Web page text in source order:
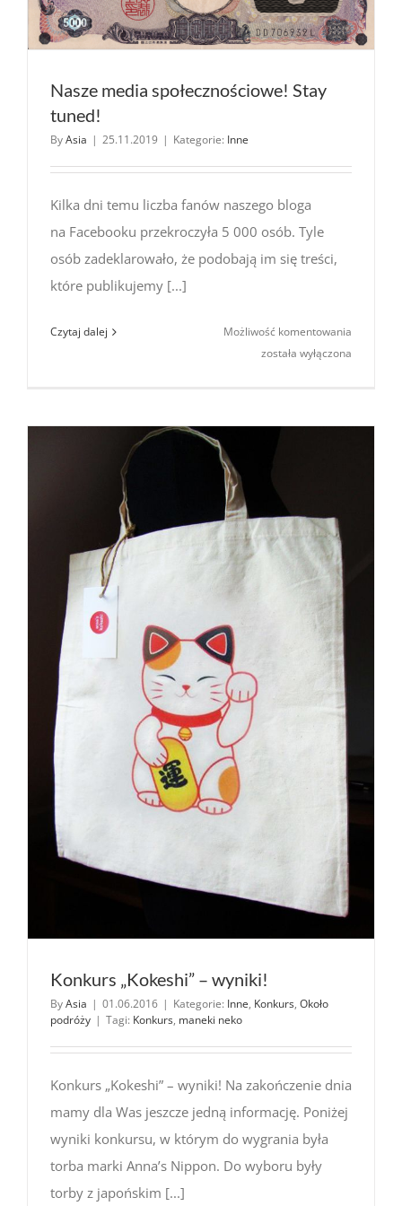
Nasze media społecznościowe! Stay
tuned!
ByAsia | 25.11.2019 | Kategorie: Inne
Kilka dni temu liczba fanów naszego bloga
na Facebooku przekroczyła 5 000 osób. Tyle
osób zadeklarowało, że podobają im się treści,
które publikujemy [...]
Czytaj dalej Możliwość komentowania
została wyłączona
Konkurs „Kokeshi” – wyniki!
ByAsia | 01.06.2016 | Kategorie: Inne, Konkurs, Około
podróży | Tagi: Konkurs, maneki neko
Konkurs „Kokeshi” – wyniki! Na zakończenie dnia
mamy dla Was jeszcze jedną informację. Poniżej
wyniki konkursu, w którym do wygrania była
torba marki Anna’s Nippon. Do wyboru były
torby z japońskim [...]